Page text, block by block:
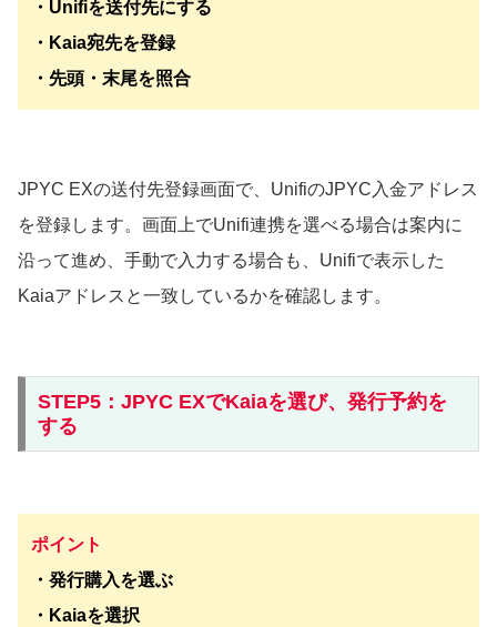
・Unifiを送付先にする
・Kaia宛先を登録
・先頭・末尾を照合
JPYC EXの送付先登録画面で、UnifiのJPYC入金アドレス
を登録します。画面上でUnifi連携を選べる場合は案内に
沿って進め、手動で入力する場合も、Unifiで表示した
Kaiaアドレスと一致しているかを確認します。
STEP5：JPYC EXでKaiaを選び、発行予約を
する
ポイント
・発行購入を選ぶ
・Kaiaを選択